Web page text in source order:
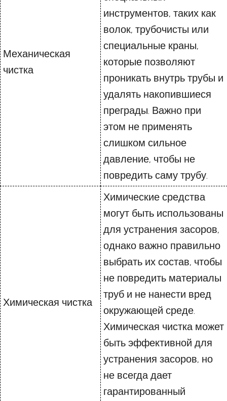
Механическая
чистка
инструментов, таких как
волок, трубочисты или
специальные краны,
которые позволяют
проникать внутрь трубы и
удалять накопившиеся
преграды. Важно при
этом не применять
слишком сильное
давление, чтобы не
повредить саму трубу.
Химическая чистка
Химические средства
могут быть использованы
для устранения засоров,
однако важно правильно
выбрать их состав, чтобы
не повредить материалы
труб и не нанести вред
окружающей среде.
Химическая чистка может
быть эффективной для
устранения засоров, но
не всегда дает
гарантированный